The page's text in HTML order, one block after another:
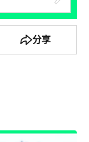
分享